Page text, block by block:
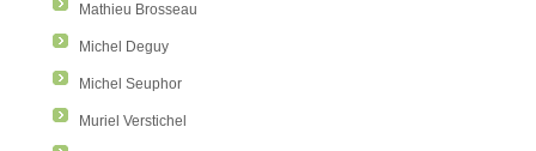
Mathieu Brosseau
Michel Deguy
Michel Seuphor
Muriel Verstichel